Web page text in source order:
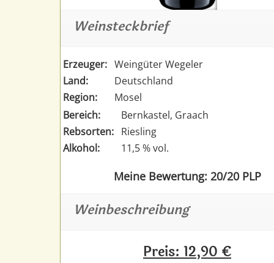
Weinsteckbrief
Erzeuger: Weingüter Wegeler
Land:
Deutschland
Region:
Mosel
Bereich:
Bernkastel, Graach
Rebsorten: Riesling
Alkohol:
11,5 % vol.
Meine Bewertung: 20/20 PLP
Weinbeschreibung
Preis: 12,90 €